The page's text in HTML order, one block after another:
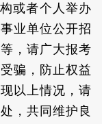
或者个人举办
业单位公开招
，请广大报考
骗，防止权益
以上情况，请
，共同维护良